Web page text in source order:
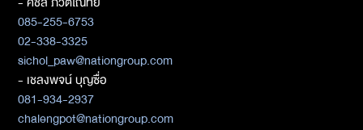
085-255-6753
02-338-3325
sichol_paw@nationgroup.com
- เชลงพจน์ บุญซื่อ
081-934-2937
chalengpot@nationgroup.com